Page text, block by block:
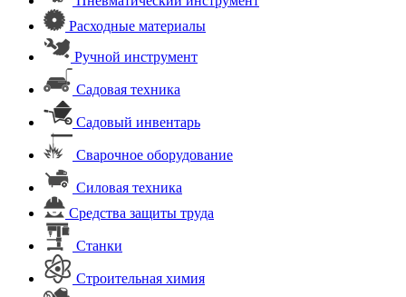
Расходные материалы
Ручной инструмент
Садовая техника
Садовый инвентарь
Сварочное оборудование
Силовая техника
Средства защиты труда
Станки
Строительная химия